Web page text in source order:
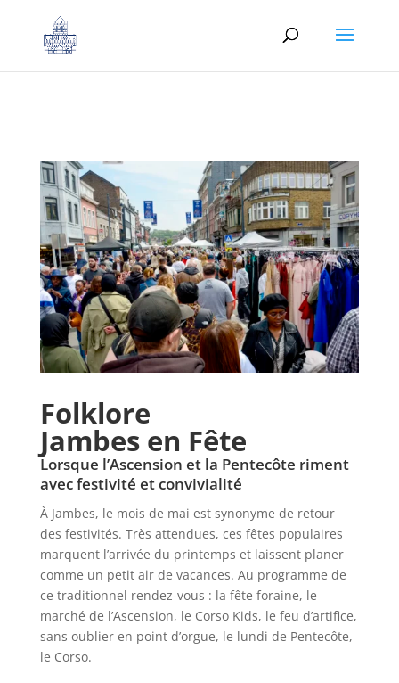
Folklore
Jambes en Fête
Lorsque l’Ascension et la Pentecôte riment
avec festivité et convivialité
À Jambes, le mois de mai est synonyme de retour
des festivités. Très attendues, ces fêtes populaires
marquent l’arrivée du printemps et laissent planer
comme un petit air de vacances. Au programme de
ce traditionnel rendez-vous : la fête foraine, le
marché de l’Ascension, le Corso Kids, le feu d’artifice,
sans oublier en point d’orgue, le lundi de Pentecôte,
le Corso.